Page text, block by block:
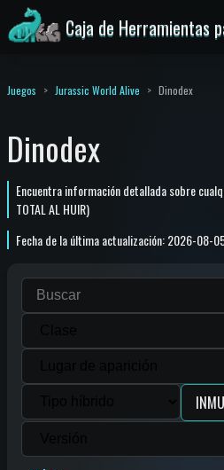
Caja de Herramientas
Juegos Jurassic World Alive Dinodex
Dinodex
Encuentra información detallada sobre
TOTAL AL HUIR)
Fecha de la última actualización: 2026-08-